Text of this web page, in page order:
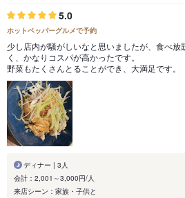
5.0
ホットペッパーグルメで予約
少し店内が騒がしいなと思いましたが、食べ放
く、かなりコスパが高かったです。
野菜もたくさんとることができ、大満足です。
ディナー | 3人
会計：2,001～3,000円/人
来店シーン：家族・子供と